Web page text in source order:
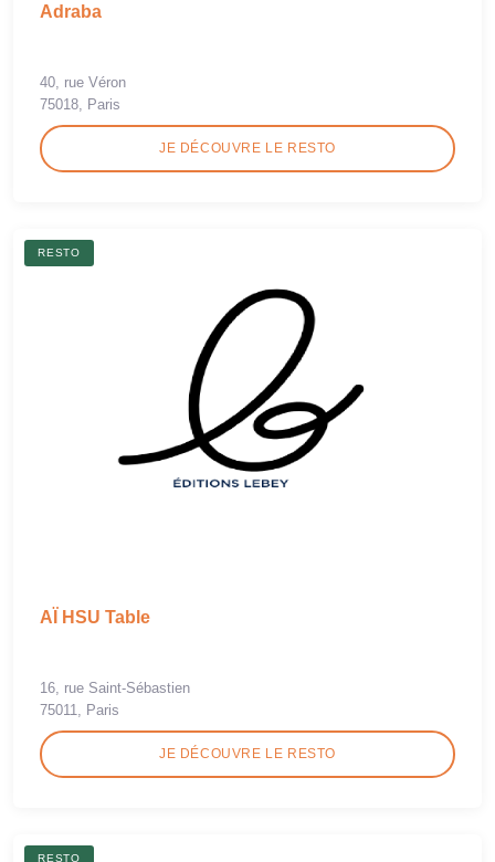
Adraba
40, rue Véron
75018, Paris
JE DÉCOUVRE LE RESTO
RESTO
AÏ HSU Table
16, rue Saint-Sébastien
75011, Paris
JE DÉCOUVRE LE RESTO
RESTO